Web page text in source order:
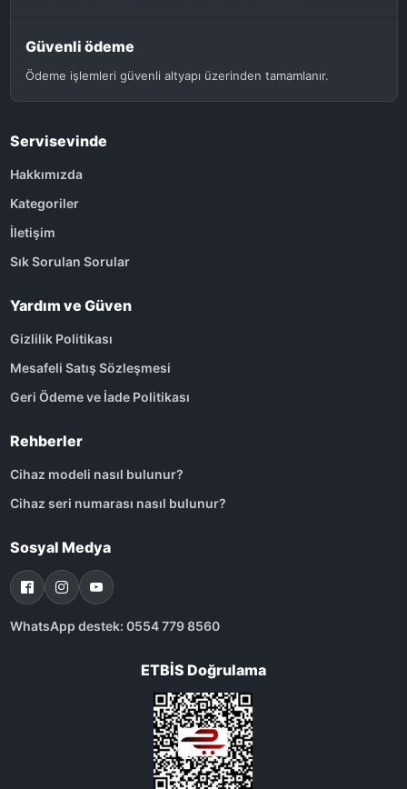
Güvenli ödeme
Ödeme işlemleri güvenli altyapı üzerinden tamamlanır.
Servisevinde
Hakkımızda
Kategoriler
İletişim
Sık Sorulan Sorular
Yardım ve Güven
Gizlilik Politikası
Mesafeli Satış Sözleşmesi
Geri Ödeme ve İade Politikası
Rehberler
Cihaz modeli nasıl bulunur?
Cihaz seri numarası nasıl bulunur?
Sosyal Medya
WhatsApp destek: 0554 779 8560
ETBİS Doğrulama